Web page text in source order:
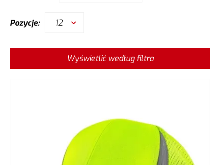
Pozycje: 12
Wyświetlić według filtra